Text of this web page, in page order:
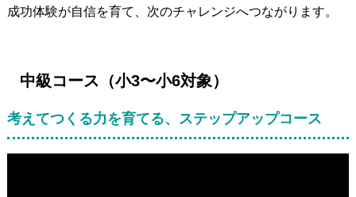
成功体験が自信を育て、次のチャレンジへつながります。
中級コース（小3〜小6対象）
考えてつくる力を育てる、ステップアップコース